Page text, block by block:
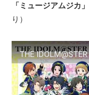
「ミュージアムジカ」
り）